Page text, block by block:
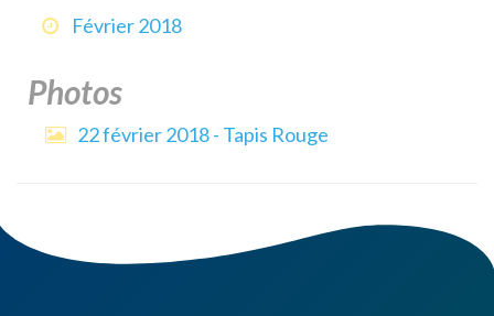
Février 2018
Photos
22 février 2018 - Tapis Rouge